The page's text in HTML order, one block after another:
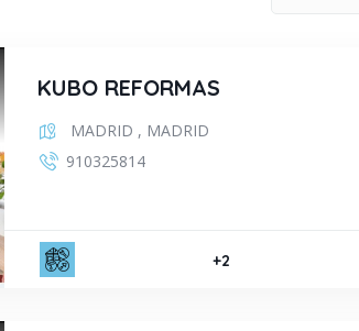
KUBO REFORMAS
MADRID , MADRID
910325814
+2